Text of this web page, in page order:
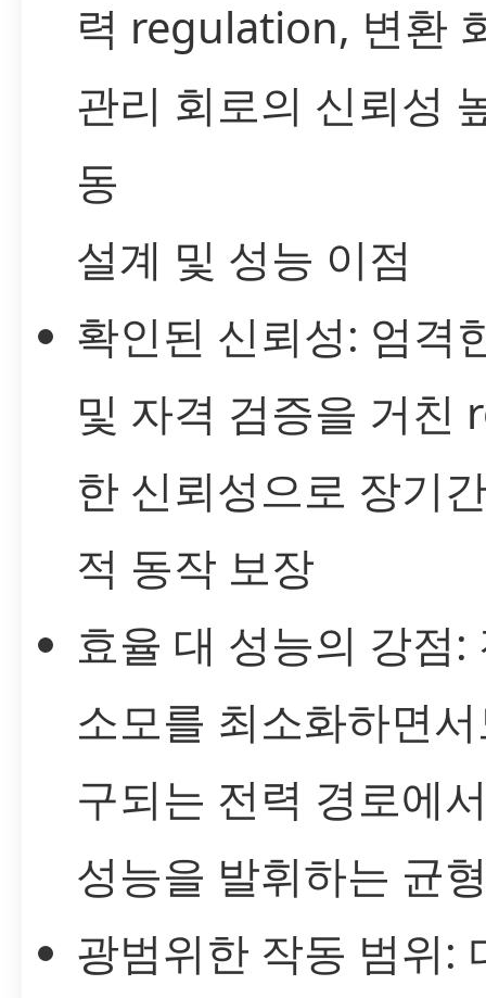
력 regulation, 변환
관리 회로의 신뢰성
동
설계 및 성능 이점
확인된 신뢰성: 엄격
및 자격 검증을 거친
한 신뢰성으로 장기
적 동작 보장
효율 대 성능의 강점:
소모를 최소화하면
구되는 전력 경로에
성능을 발휘하는 균
광범위한 작동 범위: